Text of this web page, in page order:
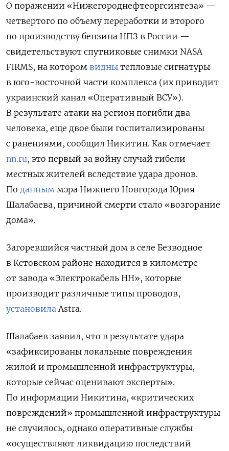
О поражении «Нижегороднефтеоргсинтеза» —
четвертого по объему переработки и второго
по производству бензина НПЗ в России —
свидетельствуют спутниковые снимки NASA
FIRMS, на котором видны тепловые сигнатуры
в юго-восточной части комплекса (их приводит
украинский канал «Оперативный ВСУ»).
В результате атаки на регион погибли два
человека, еще двое были госпитализированы
с ранениями, сообщил Никитин. Как отмечает
nn.ru, это первый за войну случай гибели
местных жителей вследствие удара дронов.
По данным мэра Нижнего Новгорода Юрия
Шалабаева, причиной смерти стало «возгорание
дома».
Загоревшийся частный дом в селе Безводное
в Кстовском районе находится в километре
от завода «Электрокабель НН», которые
производит различные типы проводов,
установилаAstra.
Шалабаев заявил, что в результате удара
«зафиксированы локальные повреждения
жилой и промышленной инфраструктуры,
которые сейчас оценивают эксперты».
По информации Никитина, «критических
повреждений» промышленной инфраструктуры
не случилось, однако оперативные службы
«осуществляют ликвидацию последствий